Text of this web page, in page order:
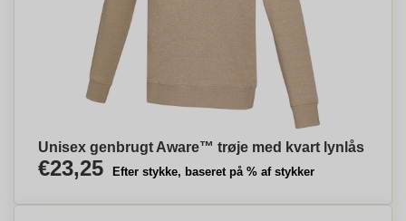
Unisex genbrugt Aware™ trøje med kvart lynlås
€23,25 Efter stykke, baseret på % af stykker